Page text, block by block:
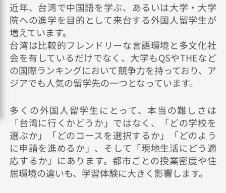
近年、台湾で中国語を学ぶ、あるいは大学・大学
院への進学を目的として来台する外国人留学生が
増えています。
台湾は比較的フレンドリーな言語環境と多文化社
会を有しているだけでなく、大学もQSやTHEなど
の国際ランキングにおいて競争力を持っており、ア
ジアでも人気の留学先の一つとなっています。
多くの外国人留学生にとって、本当の難しさは
「台湾に行くかどうか」ではなく、「どの学校を
選ぶか」「どのコースを選択するか」「どのよう
に申請を進めるか」、そして「現地生活にどう適
応するか」にあります。都市ごとの授業密度や住
居環境の違いも、学習体験に大きく影響します。